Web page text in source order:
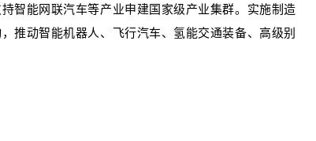
智能网联汽车等产业申建国家级产业集群。实施制造
推动智能机器人、飞行汽车、氢能交通装备、高级别